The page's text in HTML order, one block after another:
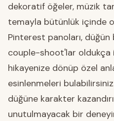
dekoratif öğeler, müzik
temayla bütünlük içinde
Pinterest panoları,
couple-shoot'lar oldukça
hikayenize dönüp özel
esinlenmeleri
düğüne karakter
unutulmayacak bir